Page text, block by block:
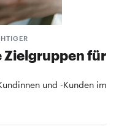
Zielgruppen für
und -Kunden im